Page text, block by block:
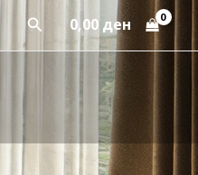
Пребарај
0,00 ден